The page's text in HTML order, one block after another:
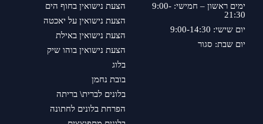
ימים ראשון – חמישי: 9:00-
21:30
יום שישי: 9:00-14:30
יום שבת: סגור
הצעת נישואין בחוף הים
הצעת נישואין על יאכטה
הצעת נישואין באילת
הצעת נישואין בוהו שיק
בלוג
בובת נחמן
בלונים לברית\ בריתה
הפרחת בלונים לחתונה